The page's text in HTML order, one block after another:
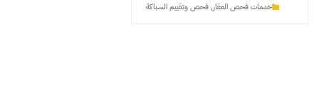
خدمات فحص العقار,فحص وتقييم السباكة